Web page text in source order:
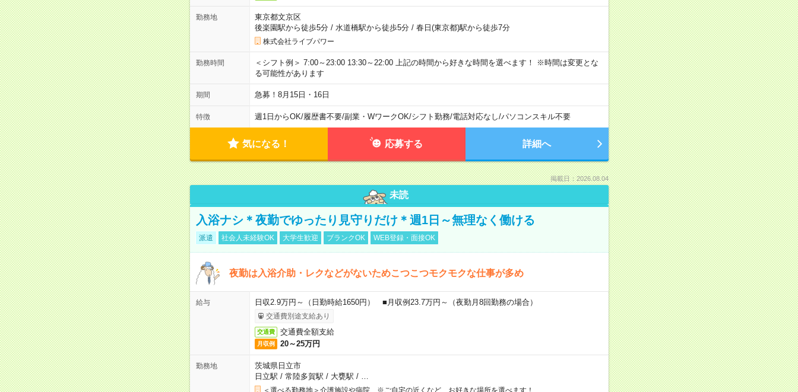
勤務地
東京都文京区
後楽園駅から徒歩5分/ 水道橋駅から徒歩5分/ 春日(東京都)駅から徒歩7分
株式会社ライブパワー
勤務時間
＜シフト例＞ 7:00～23:00 13:30～22:00 上記の時間から好きな時間を選べます！ ※時間は変更とな
る可能性があります
期間 急募！8月15日・16日
特徴 週1日からOK/履歴書不要/副業・WワークOK/シフト勤務/電話対応なし/パソコンスキル不要
気になる！ 応募する 詳細へ
掲載日：2026.08.04
未読
入浴ナシ＊夜勤でゆったり見守りだけ＊週1日～無理なく働ける
派遣 社会人未経験OK 大学生歓迎 ブランクOK WEB登録・面接OK
夜勤は入浴介助・レクなどがないためこつこつモクモクな仕事が多め
給与 日収2.9万円～（日勤時給1650円） ■月収例23.7万円～（夜勤月8回勤務の場合）
交通費別途支給あり
交通費 交通費全額支給
月収例 20～25万円
勤務地
茨城県日立市
日立駅 / 常陸多賀駅 / 大甕駅 /
＜選べる勤務地＞介護施設や病院 ※ご自宅の近くなど、お好きな場所を選べます！